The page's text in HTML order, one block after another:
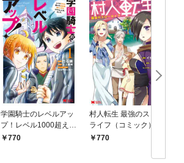
学園騎士のレベルアッ
プ！レベル1000超えの
転生者、落ちこぼれク
770
村人転生 最強のスロー
ライフ（コミック） 1
770